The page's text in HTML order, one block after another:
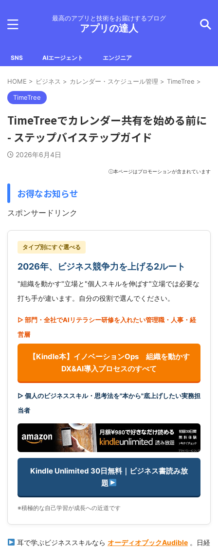
最高のアプリと技術をお届けするブログ
アプリの達人
SNS AIエージェント エンジニア
HOME > ビジネス > カレンダー・スケジュール管理 > TimeTree >
TimeTree
TimeTreeでカレンダー共有を始める前に
- ステップバイステップガイド
2026年6月4日
ⓘ本ページはプロモーションが含まれています
お得なお知らせ
スポンサードリンク
タイプ別にすぐ選べる
2026年、ビジネス競争力を上げる2ルート
"組織を動かす"立場と"個人スキルを伸ばす"立場では必要な
打ち手が違います。自分の役割で選んでください。
▷ 部門・全社でAIリテラシー研修を入れたい管理職・人事・経
営層
【Kindle本】イノベーションOps 組織を動かす
DX&AI導入プロセスのすべて
▷ 個人のビジネススキル・思考法を"本から"底上げしたい実務担
当者
Kindle Unlimited 30日無料｜ビジネス書読み放
題
※積極的な自己学習が成長への近道です
耳で学ぶビジネススキルなら オーディオブックAudible。日経